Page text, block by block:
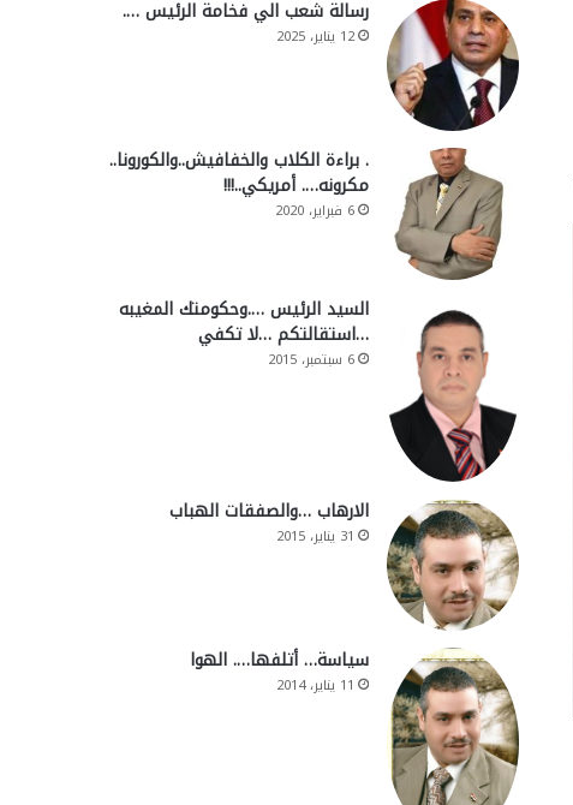
رسالة شعب الي فخامة الرئيس ….
12 يناير، 2025
. براءة الكلاب والخفافيش..والكورونا..
مكرونه…. أمريكي..!!!
6 فبراير، 2020
السيد الرئيس ….وحكومتك المغيبه
…استقالتكم …لا تكفي
6 سبتمبر، 2015
الارهاب …والصفقات الهباب
31 يناير، 2015
سياسة… أتلفها…. الهوا
11 يناير، 2014